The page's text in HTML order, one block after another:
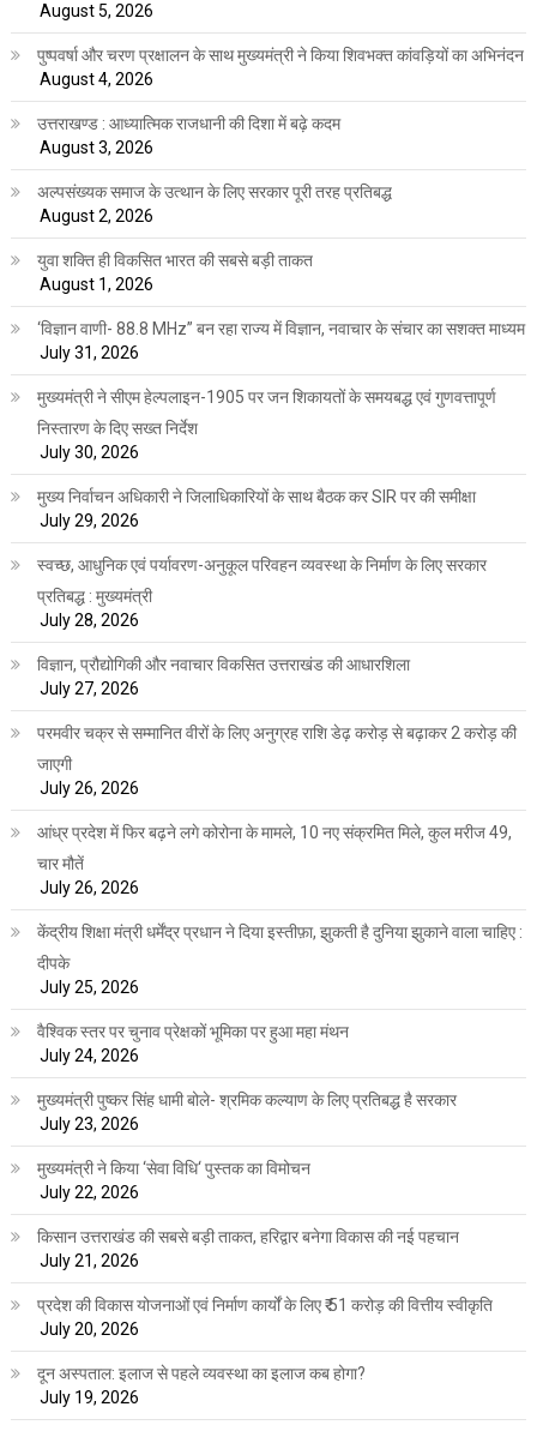
August 5, 2026
पुष्पवर्षा और चरण प्रक्षालन के साथ मुख्यमंत्री ने किया शिवभक्त कांवड़ियों का अभिनंदन
August 4, 2026
उत्तराखण्ड : आध्यात्मिक राजधानी की दिशा में बढ़े कदम
August 3, 2026
अल्पसंख्यक समाज के उत्थान के लिए सरकार पूरी तरह प्रतिबद्ध
August 2, 2026
युवा शक्ति ही विकसित भारत की सबसे बड़ी ताकत
August 1, 2026
‘विज्ञान वाणी- 88.8 MHz” बन रहा राज्य में विज्ञान, नवाचार के संचार का सशक्त माध्यम
July 31, 2026
मुख्यमंत्री ने सीएम हेल्पलाइन-1905 पर जन शिकायतों के समयबद्ध एवं गुणवत्तापूर्ण
निस्तारण के दिए सख्त निर्देश
July 30, 2026
मुख्य निर्वाचन अधिकारी ने जिलाधिकारियों के साथ बैठक कर SIR पर की समीक्षा
July 29, 2026
स्वच्छ, आधुनिक एवं पर्यावरण-अनुकूल परिवहन व्यवस्था के निर्माण के लिए सरकार
प्रतिबद्ध : मुख्यमंत्री
July 28, 2026
विज्ञान, प्रौद्योगिकी और नवाचार विकसित उत्तराखंड की आधारशिला
July 27, 2026
परमवीर चक्र से सम्मानित वीरों के लिए अनुग्रह राशि डेढ़ करोड़ से बढ़ाकर 2 करोड़ की
जाएगी
July 26, 2026
आंध्र प्रदेश में फिर बढ़ने लगे कोरोना के मामले, 10 नए संक्रमित मिले, कुल मरीज 49,
चार मौतें
July 26, 2026
केंद्रीय शिक्षा मंत्री धर्मेंद्र प्रधान ने दिया इस्तीफ़ा, झुकती है दुनिया झुकाने वाला चाहिए :
दीपके
July 25, 2026
वैश्विक स्तर पर चुनाव प्रेक्षकों भूमिका पर हुआ महा मंथन
July 24, 2026
मुख्यमंत्री पुष्कर सिंह धामी बोले- श्रमिक कल्याण के लिए प्रतिबद्ध है सरकार
July 23, 2026
मुख्यमंत्री ने किया ‘सेवा विधि‘ पुस्तक का विमोचन
July 22, 2026
किसान उत्तराखंड की सबसे बड़ी ताकत, हरिद्वार बनेगा विकास की नई पहचान
July 21, 2026
प्रदेश की विकास योजनाओं एवं निर्माण कार्यों के लिए ₹ 51 करोड़ की वित्तीय स्वीकृति
July 20, 2026
दून अस्पताल: इलाज से पहले व्यवस्था का इलाज कब होगा?
July 19, 2026